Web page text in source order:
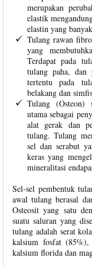
merupakan
elastik
elastin yang
Tulang rawan
yang
Terdapat pada
tulang paha, dan
tertentu pada
belakang dan
Tulang (Osteon)
utama sebagai
alat gerak dan
tulang. Tulang
sel dan serabut
keras yang
mineralitasi
Sel-sel pembentuk
awal tulang berasal
Osteosit yang satu
suatu saluran yang
tulang adalah serat
kalsium fosfat
kalsium florida dan